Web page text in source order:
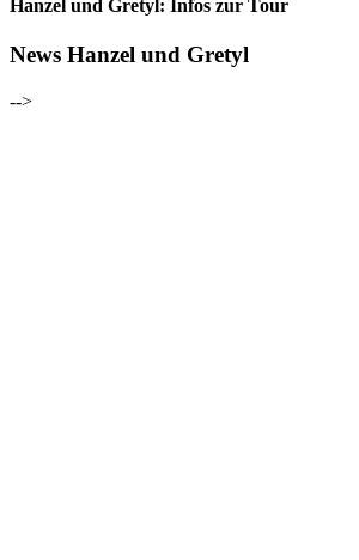
Hanzel und Gretyl: Infos zur Tour
News Hanzel und Gretyl
-->